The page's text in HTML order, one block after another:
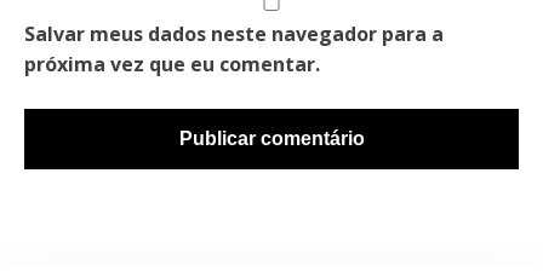
Salvar meus dados neste navegador para a
próxima vez que eu comentar.